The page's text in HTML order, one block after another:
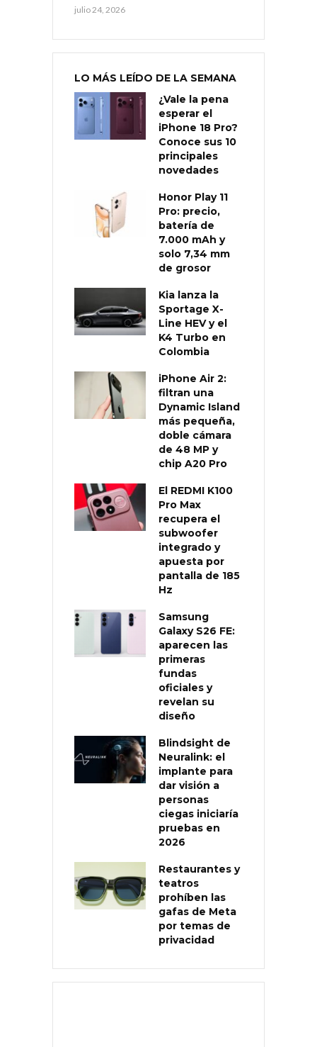
julio 24, 2026
LO MÁS LEÍDO DE LA SEMANA
¿Vale la pena
esperar el
iPhone 18 Pro?
Conoce sus 10
principales
novedades
Honor Play 11
Pro: precio,
batería de
7.000 mAh y
solo 7,34 mm
de grosor
Kia lanza la
Sportage X-
Line HEV y el
K4 Turbo en
Colombia
iPhone Air 2:
filtran una
Dynamic Island
más pequeña,
doble cámara
de 48 MP y
chip A20 Pro
El REDMI K100
Pro Max
recupera el
subwoofer
integrado y
apuesta por
pantalla de 185
Hz
Samsung
Galaxy S26 FE:
aparecen las
primeras
fundas
oficiales y
revelan su
diseño
Blindsight de
Neuralink: el
implante para
dar visión a
personas
ciegas iniciaría
pruebas en
2026
Restaurantes y
teatros
prohíben las
gafas de Meta
por temas de
privacidad